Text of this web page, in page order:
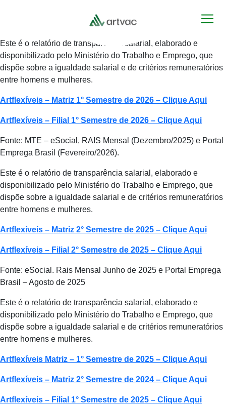
Este é o relatório de transparência salarial, elaborado e
disponibilizado pelo Ministério do Trabalho e Emprego, que
dispõe sobre a igualdade salarial e de critérios remuneratórios
entre homens e mulheres.
Artflexíveis – Matriz 1° Semestre de 2026 – Clique Aqui
Artflexíveis – Filial 1° Semestre de 2026 – Clique Aqui
Fonte: MTE – eSocial, RAIS Mensal (Dezembro/2025) e Portal
Emprega Brasil (Fevereiro/2026).
Este é o relatório de transparência salarial, elaborado e
disponibilizado pelo Ministério do Trabalho e Emprego, que
dispõe sobre a igualdade salarial e de critérios remuneratórios
entre homens e mulheres.
Artflexíveis – Matriz 2° Semestre de 2025 – Clique Aqui
Artflexíveis – Filial 2° Semestre de 2025 – Clique Aqui
Fonte: eSocial. Rais Mensal Junho de 2025 e Portal Emprega
Brasil – Agosto de 2025
Este é o relatório de transparência salarial, elaborado e
disponibilizado pelo Ministério do Trabalho e Emprego, que
dispõe sobre a igualdade salarial e de critérios remuneratórios
entre homens e mulheres.
Artflexíveis Matriz – 1° Semestre de 2025 – Clique Aqui
Artflexíveis – Matriz 2° Semestre de 2024 – Clique Aqui
Artflexíveis – Filial 1° Semestre de 2025 – Clique Aqui